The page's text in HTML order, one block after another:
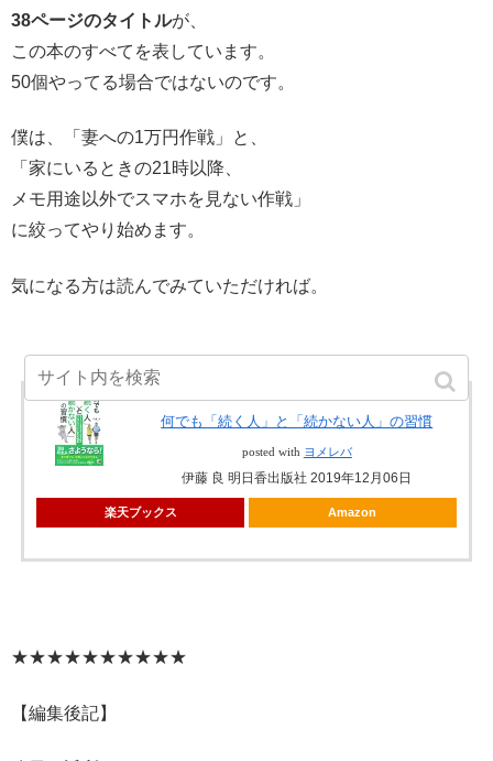
38ページのタイトルが、
この本のすべてを表しています。
50個やってる場合ではないのです。
僕は、「妻への1万円作戦」と、
「家にいるときの21時以降、
メモ用途以外でスマホを見ない作戦」
に絞ってやり始めます。
気になる方は読んでみていただければ。
何でも「続く人」と「続かない人」の習慣
posted with ヨメレバ
伊藤 良 明日香出版社 2019年12月06日
楽天ブックス Amazon
★★★★★★★★★★
【編集後記】